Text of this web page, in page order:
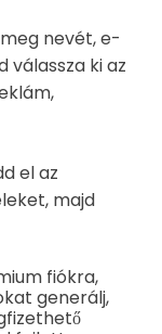
nevét, e-
válassza ki az
el az
majd
fiókra,
generálj,